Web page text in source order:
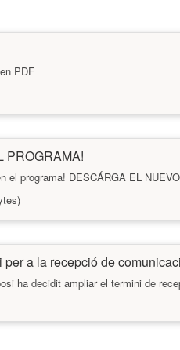
PDF
PROGRAMA!
el programa! DESCÁRGA EL
a la recepció de
ha decidit ampliar el termini de